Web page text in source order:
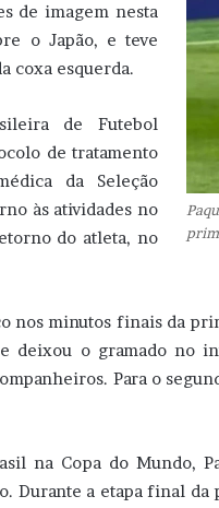
de imagem nesta
o Japão, e teve
coxa esquerda.
de Futebol
de tratamento
da Seleção
às atividades no
do atleta, no
nos minutos finais da
deixou o gramado no
Para o
na Copa do Mundo,
Durante a etapa final